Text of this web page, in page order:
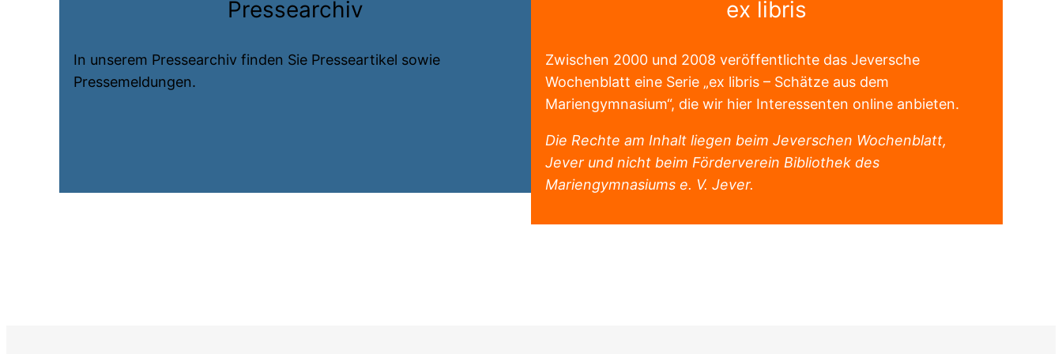
Pressearchiv
In unserem Pressearchiv finden Sie Presseartikel sowie
Pressemeldungen.
ex libris
Zwischen 2000 und 2008 veröffentlichte das Jeversche
Wochenblatt eine Serie „ex libris – Schätze aus dem
Mariengymnasium“, die wir hier Interessenten online anbieten.
Die Rechte am Inhalt liegen beim Jeverschen Wochenblatt,
Jever und nicht beim Förderverein Bibliothek des
Mariengymnasiums e. V. Jever.